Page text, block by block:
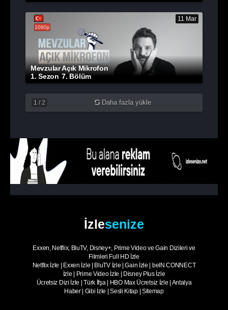
1080p
11 Mar
Mevzular Açık Mikrofon
1. Sezon 7. Bölüm
1 / 2 Daha fazla yükle
İzlesenize
Exxen, Netflix, BluTV, Disney+, Prime Video ve Gain Dizileri ve
Filmleri Full HD İzle
Netflix İzle | Exxen İzle | BluTV İzle |Gain İzle | beIN CONNECT
İzle | Prime Video İzle | Disney Plus İzle
Ücretsiz Dizi İzle |Türk İfşa | HBO Max Ücretsiz İzle | Antalya
Haber| Gibi İzle |Sesli Kitap| Sitemap